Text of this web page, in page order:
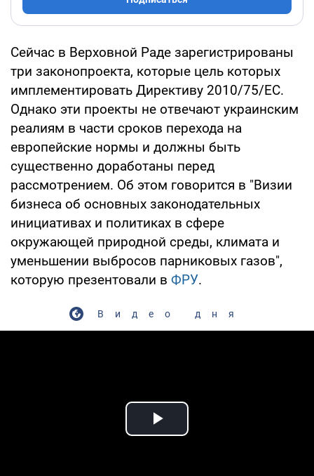
Сейчас в Верховной Раде зарегистрированы
три законопроекта, которые цель которых
имплементировать Директиву 2010/75/ЕС.
Однако эти проекты не отвечают украинским
реалиям в части сроков перехода на
европейские нормы и должны быть
существенно доработаны перед
рассмотрением. Об этом говорится в "Визии
бизнеса об основных законодательных
инициативах и политиках в сфере
окружающей природной среды, климата и
уменьшении выбросов парниковых газов",
которую презентовали в ФРУ.
Видео дня
Play Video